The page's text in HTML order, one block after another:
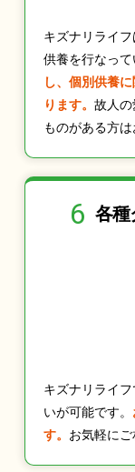
キズナリライ
供養を行なって
し、個別供養
ります。 故人
ものがある方は
6 各種
キズナリライ
いが可能です。
す。 お気軽にご